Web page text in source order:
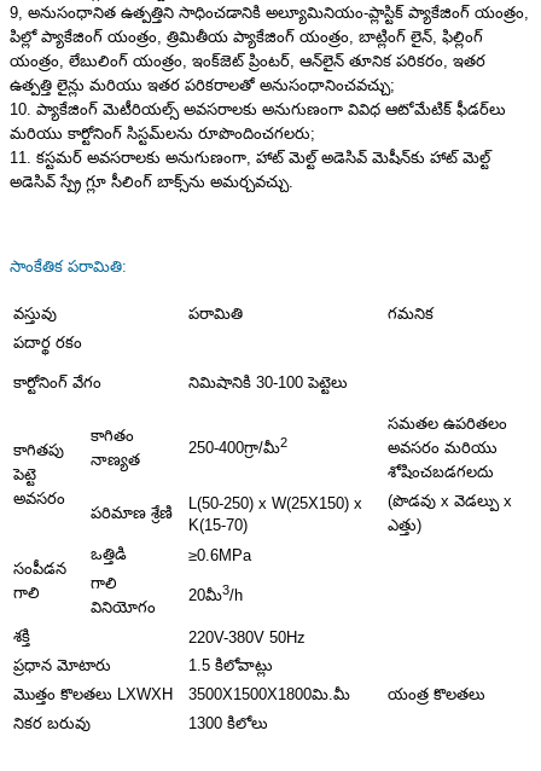
9, అనుసంధానిత ఉత్పత్తిని సాధించడానికి అల్యూమినియం-ప్లాస్టిక్ ప్యాకేజింగ్ యంత్రం,
పిల్లో ప్యాకేజింగ్ యంత్రం, త్రిమితీయ ప్యాకేజింగ్ యంత్రం, బాట్లింగ్ లైన్, ఫిల్లింగ్
యంత్రం, లేబులింగ్ యంత్రం, ఇంక్‌జెట్ ప్రింటర్, ఆన్‌లైన్ తూనిక పరికరం, ఇతర
ఉత్పత్తి లైన్లు మరియు ఇతర పరికరాలతో అనుసంధానించవచ్చు;
10. ప్యాకేజింగ్ మెటీరియల్స్ అవసరాలకు అనుగుణంగా వివిధ ఆటోమేటిక్ ఫీడర్‌లు
మరియు కార్టోనింగ్ సిస్టమ్‌లను రూపొందించగలరు;
11. కస్టమర్ అవసరాలకు అనుగుణంగా, హాట్ మెల్ట్ అడెసివ్ మెషీన్‌కు హాట్ మెల్ట్
అడెసివ్ స్ప్రే గ్లూ సీలింగ్ బాక్స్‌ను అమర్చవచ్చు.
సాంకేతిక పరామితి:
వస్తువు పరామితి
గమనిక
పదార్థ రకం
కార్టోనింగ్ వేగం నిమిషానికి 30-100 పెట్టెలు
కాగితపు
పెట్టె
అవసరం
కాగితం
నాణ్యత
250-400గ్రా/మీ2
సమతల ఉపరితలం
అవసరం మరియు
శోషించబడగలదు
పరిమాణ శ్రేణి
L(50-250) x W(25X150) x
K(15-70)
(పొడవు x వెడల్పు x
ఎత్తు)
సంపీడన
గాలి
ఒత్తిడి
≥0.6MPa
గాలి
వినియోగం
20మీ3/h
శక్తి
220V-380V 50Hz
ప్రధాన మోటారు
1.5 కిలోవాట్లు
మొత్తం కొలతలు LXWXH
3500X1500X1800మి.మీ
యంత్ర కొలతలు
నికర బరువు
1300 కిలోలు